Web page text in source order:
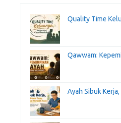
Quality Time
Qawwam:
Ayah Sibuk